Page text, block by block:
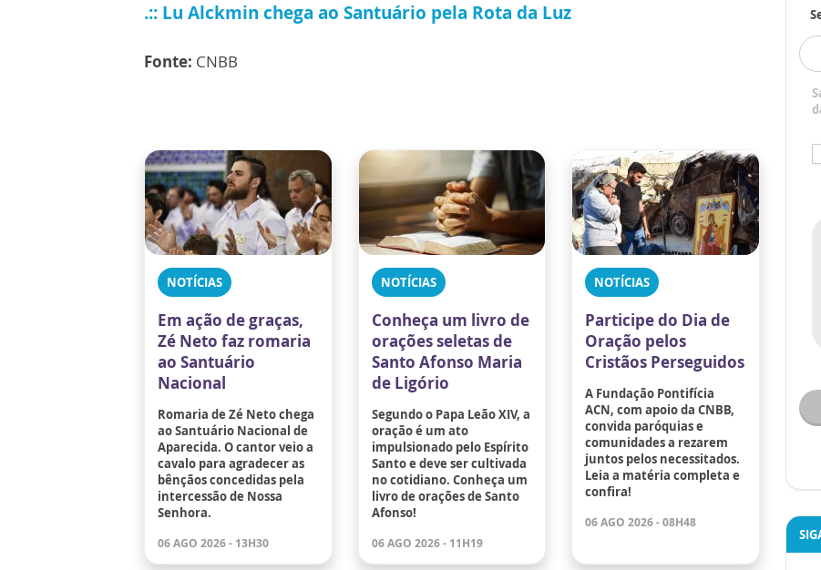
.:: Lu Alckmin chega ao Santuário pela Rota da Luz
Fonte: CNBB
NOTÍCIAS
Em ação de graças,
Zé Neto faz romaria
ao Santuário
Nacional
Romaria de Zé Neto chega
ao Santuário Nacional de
Aparecida. O cantor veio a
cavalo para agradecer as
bênçãos concedidas pela
intercessão de Nossa
Senhora.
06 AGO 2026 - 13H30
NOTÍCIAS
Conheça um livro de
orações seletas de
Santo Afonso Maria
de Ligório
Segundo o Papa Leão XIV, a
oração é um ato
impulsionado pelo Espírito
Santo e deve ser cultivada
no cotidiano. Conheça um
livro de orações de Santo
Afonso!
06 AGO 2026 - 11H19
NOTÍCIAS
Participe do Dia de
Oração pelos
Cristãos Perseguidos
A Fundação Pontifícia
ACN, com apoio da CNBB,
convida paróquias e
comunidades a rezarem
juntos pelos necessitados.
Leia a matéria completa e
confira!
06 AGO 2026 - 08H48